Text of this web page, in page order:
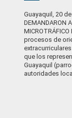
Guayaquil, 20 de
DEMANDARON
procesos de
que los
Guayaquil
autoridades